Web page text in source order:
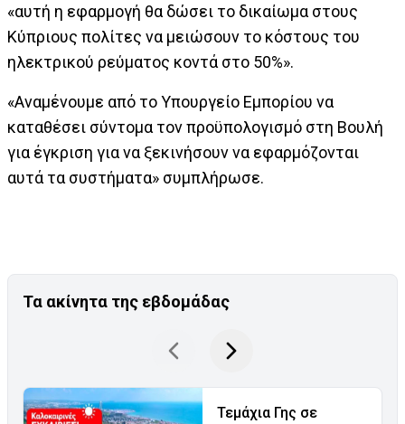
«αυτή η εφαρμογή θα δώσει το δικαίωμα στους
Κύπριους πολίτες να μειώσουν το κόστους του
ηλεκτρικού ρεύματος κοντά στο 50%».
«Αναμένουμε από το Υπουργείο Εμπορίου να
καταθέσει σύντομα τον προϋπολογισμό στη Βουλή
για έγκριση για να ξεκινήσουν να εφαρμόζονται
αυτά τα συστήματα» συμπλήρωσε.
Τα ακίνητα της εβδομάδας
Τεμάχια Γης σε